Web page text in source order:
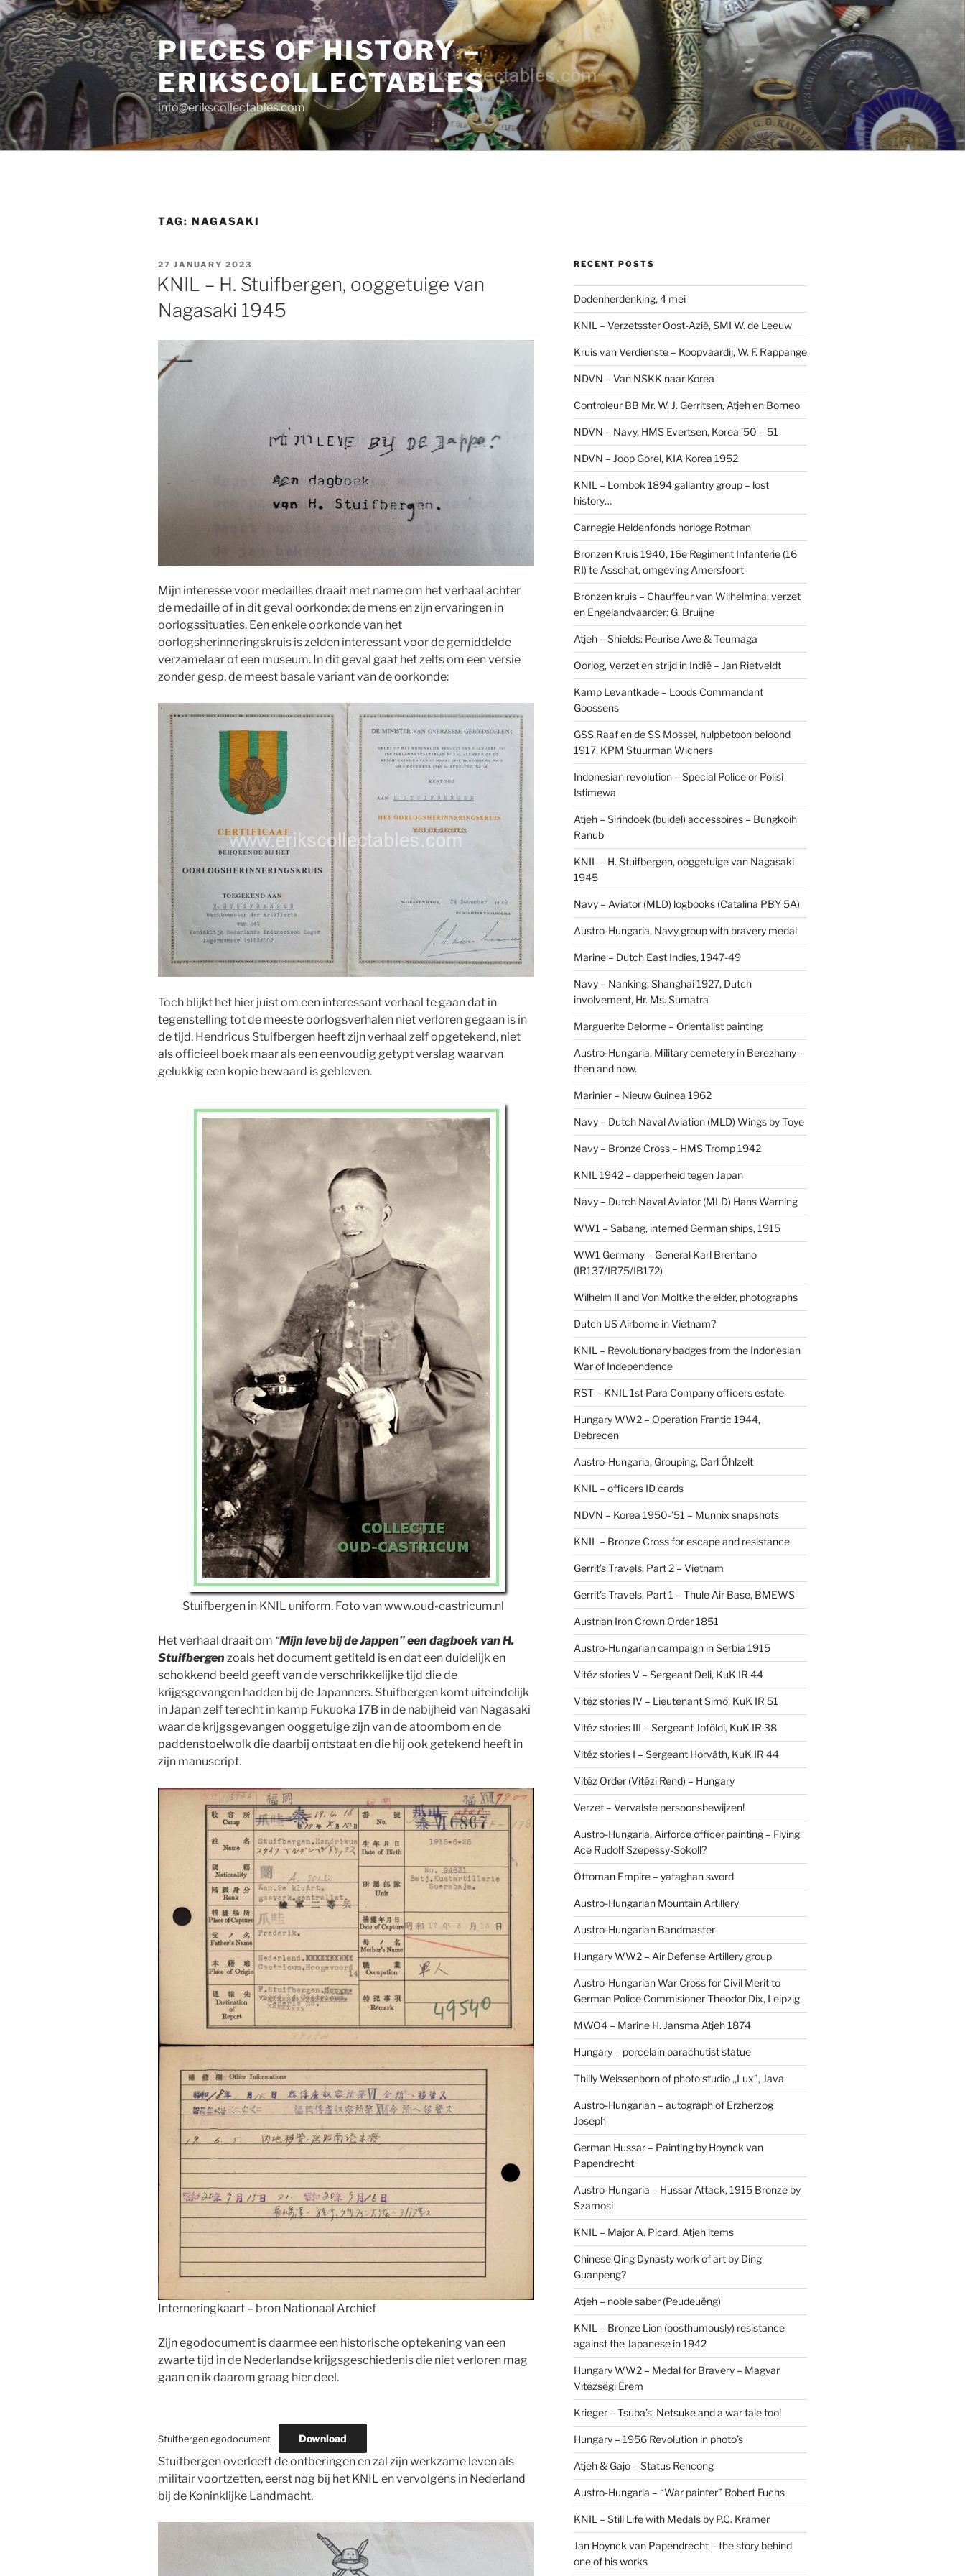
Skip
to
content
PIECES OF HISTORY –
ERIKSCOLLECTABLES
info@erikscollectables.com
TAG: NAGASAKI
POSTED
ON
27 JANUARY 2023
KNIL – H. Stuifbergen, ooggetuige van
Nagasaki 1945
Mijn interesse voor medailles draait met name om het verhaal achter
de medaille of in dit geval oorkonde: de mens en zijn ervaringen in
oorlogssituaties. Een enkele oorkonde van het
oorlogsherinneringskruis is zelden interessant voor de gemiddelde
verzamelaar of een museum. In dit geval gaat het zelfs om een versie
zonder gesp, de meest basale variant van de oorkonde:
Toch blijkt het hier juist om een interessant verhaal te gaan dat in
tegenstelling tot de meeste oorlogsverhalen niet verloren gegaan is in
de tijd. Hendricus Stuifbergen heeft zijn verhaal zelf opgetekend, niet
als officieel boek maar als een eenvoudig getypt verslag waarvan
gelukkig een kopie bewaard is gebleven.
Stuifbergen in KNIL uniform. Foto van www.oud-castricum.nl
Het verhaal draait om “Mijn leve bij de Jappen” een dagboek van H.
Stuifbergenzoals het document getiteld is en dat een duidelijk en
schokkend beeld geeft van de verschrikkelijke tijd die de
krijgsgevangen hadden bij de Japanners. Stuifbergen komt uiteindelijk
in Japan zelf terecht in kamp Fukuoka 17B in de nabijheid van Nagasaki
waar de krijgsgevangen ooggetuige zijn van de atoombom en de
paddenstoelwolk die daarbij ontstaat en die hij ook getekend heeft in
zijn manuscript.
Interneringkaart – bron Nationaal Archief
Zijn egodocument is daarmee een historische optekening van een
zwarte tijd in de Nederlandse krijgsgeschiedenis die niet verloren mag
gaan en ik daarom graag hier deel.
Stuifbergen egodocument Download
Stuifbergen overleeft de ontberingen en zal zijn werkzame leven als
militair voortzetten, eerst nog bij het KNIL en vervolgens in Nederland
bij de Koninklijke Landmacht.
RECENT POSTS
Dodenherdenking, 4 mei
KNIL – Verzetsster Oost-Azië, SMI W. de Leeuw
Kruis van Verdienste – Koopvaardij, W. F. Rappange
NDVN – Van NSKK naar Korea
Controleur BB Mr. W. J. Gerritsen, Atjeh en Borneo
NDVN – Navy, HMS Evertsen, Korea ’50 – 51
NDVN – Joop Gorel, KIA Korea 1952
KNIL – Lombok 1894 gallantry group – lost
history…
Carnegie Heldenfonds horloge Rotman
Bronzen Kruis 1940, 16e Regiment Infanterie (16
RI) te Asschat, omgeving Amersfoort
Bronzen kruis – Chauffeur van Wilhelmina, verzet
en Engelandvaarder: G. Bruijne
Atjeh – Shields: Peurise Awe & Teumaga
Oorlog, Verzet en strijd in Indië – Jan Rietveldt
Kamp Levantkade – Loods Commandant
Goossens
GSS Raaf en de SS Mossel, hulpbetoon beloond
1917, KPM Stuurman Wichers
Indonesian revolution – Special Police or Polisi
Istimewa
Atjeh – Sirihdoek (buidel) accessoires – Bungkoih
Ranub
KNIL – H. Stuifbergen, ooggetuige van Nagasaki
1945
Navy – Aviator (MLD) logbooks (Catalina PBY 5A)
Austro-Hungaria, Navy group with bravery medal
Marine – Dutch East Indies, 1947-49
Navy – Nanking, Shanghai 1927, Dutch
involvement, Hr. Ms. Sumatra
Marguerite Delorme – Orientalist painting
Austro-Hungaria, Military cemetery in Berezhany –
then and now.
Marinier – Nieuw Guinea 1962
Navy – Dutch Naval Aviation (MLD) Wings by Toye
Navy – Bronze Cross – HMS Tromp 1942
KNIL 1942 – dapperheid tegen Japan
Navy – Dutch Naval Aviator (MLD) Hans Warning
WW1 – Sabang, interned German ships, 1915
WW1 Germany – General Karl Brentano
(IR137/IR75/IB172)
Wilhelm II and Von Moltke the elder, photographs
Dutch US Airborne in Vietnam?
KNIL – Revolutionary badges from the Indonesian
War of Independence
RST – KNIL 1st Para Company officers estate
Hungary WW2 – Operation Frantic 1944,
Debrecen
Austro-Hungaria, Grouping, Carl Öhlzelt
KNIL – officers ID cards
NDVN – Korea 1950-’51 – Munnix snapshots
KNIL – Bronze Cross for escape and resistance
Gerrit’s Travels, Part 2 – Vietnam
Gerrit’s Travels, Part 1 – Thule Air Base, BMEWS
Austrian Iron Crown Order 1851
Austro-Hungarian campaign in Serbia 1915
Vitéz stories V – Sergeant Deli, KuK IR 44
Vitéz stories IV – Lieutenant Simó, KuK IR 51
Vitéz stories III – Sergeant Joföldi, KuK IR 38
Vitéz stories I – Sergeant Horváth, KuK IR 44
Vitéz Order (Vitézi Rend) – Hungary
Verzet – Vervalste persoonsbewijzen!
Austro-Hungaria, Airforce officer painting – Flying
Ace Rudolf Szepessy-Sokoll?
Ottoman Empire – yataghan sword
Austro-Hungarian Mountain Artillery
Austro-Hungarian Bandmaster
Hungary WW2 – Air Defense Artillery group
Austro-Hungarian War Cross for Civil Merit to
German Police Commisioner Theodor Dix, Leipzig
MWO4 – Marine H. Jansma Atjeh 1874
Hungary – porcelain parachutist statue
Thilly Weissenborn of photo studio ,,Lux”, Java
Austro-Hungarian – autograph of Erzherzog
Joseph
German Hussar – Painting by Hoynck van
Papendrecht
Austro-Hungaria – Hussar Attack, 1915 Bronze by
Szamosi
KNIL – Major A. Picard, Atjeh items
Chinese Qing Dynasty work of art by Ding
Guanpeng?
Atjeh – noble saber (Peudeuëng)
KNIL – Bronze Lion (posthumously) resistance
against the Japanese in 1942
Hungary WW2 – Medal for Bravery – Magyar
Vitézségi Érem
Krieger – Tsuba’s, Netsuke and a war tale too!
Hungary – 1956 Revolution in photo’s
Atjeh & Gajo – Status Rencong
Austro-Hungaria – “War painter” Robert Fuchs
KNIL – Still Life with Medals by P.C. Kramer
Jan Hoynck van Papendrecht – the story behind
one of his works